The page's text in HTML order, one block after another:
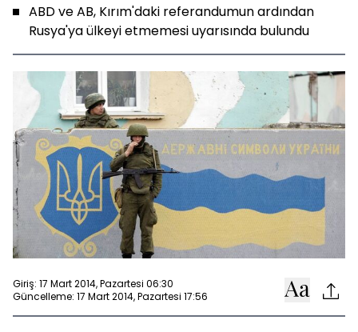
ABD ve AB, Kırım'daki referandumun ardından
Rusya'ya ülkeyi etmemesi uyarısında bulundu
Giriş: 17 Mart 2014, Pazartesi 06:30
Güncelleme: 17 Mart 2014, Pazartesi 17:56